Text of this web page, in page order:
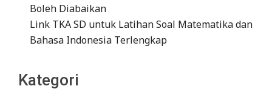
Boleh Diabaikan
Link TKA SD untuk Latihan Soal Matematika dan
Bahasa Indonesia Terlengkap
Kategori